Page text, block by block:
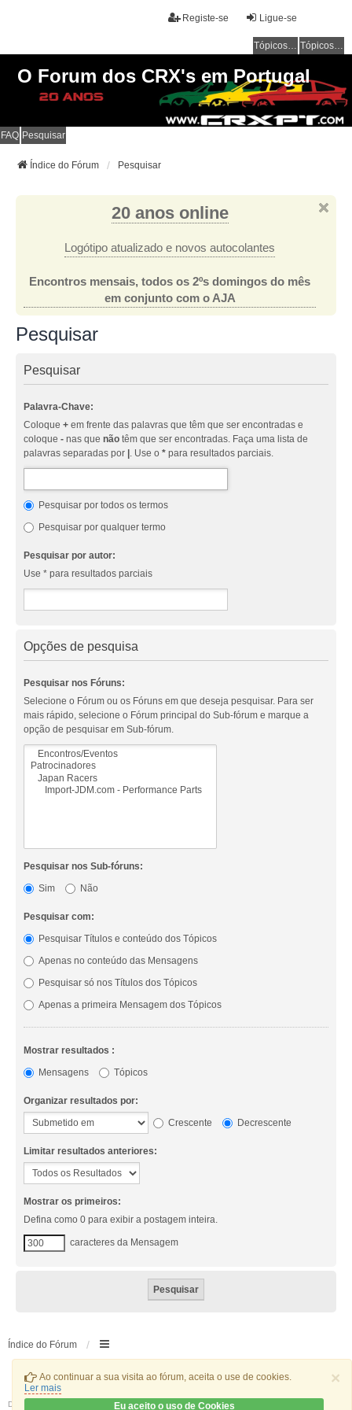
×
Ao continuar a sua visita ao fórum, aceita o use de cookies.
Ler mais
Eu aceito o uso de Cookies
Ligue-se
Registe-se
Tópicos sem resposta Tópicos ativos
O Forum dos CRX's em Portugal
FAQ Pesquisar
Índice do Fórum Pesquisar
20 anos online
Logótipo atualizado e novos autocolantes
Encontros mensais, todos os 2ºs domingos do mês
em conjunto com o AJA
Pesquisar
Pesquisar
Palavra-Chave:
Coloque + em frente das palavras que têm que ser encontradas e
coloque - nas que não têm que ser encontradas. Faça uma lista de
palavras separadas por |. Use o * para resultados parciais.
Pesquisar por todos os termos
Pesquisar por qualquer termo
Pesquisar por autor:
Use * para resultados parciais
Opções de pesquisa
Pesquisar nos Fóruns:
Selecione o Fórum ou os Fóruns em que deseja pesquisar. Para ser
mais rápido, selecione o Fórum principal do Sub-fórum e marque a
opção de pesquisar em Sub-fórum.
Pesquisar nos Sub-fóruns:
Sim
Não
Pesquisar com:
Pesquisar Títulos e conteúdo dos Tópicos
Apenas no conteúdo das Mensagens
Pesquisar só nos Títulos dos Tópicos
Apenas a primeira Mensagem dos Tópicos
Mostrar resultados :
Mensagens
Tópicos
Organizar resultados por:
Crescente
Decrescente
Limitar resultados anteriores:
Mostrar os primeiros:
Defina como 0 para exibir a postagem inteira.
caracteres da Mensagem
Índice do Fórum
Desenvolvido por ® Forum Software © phpBB Limited